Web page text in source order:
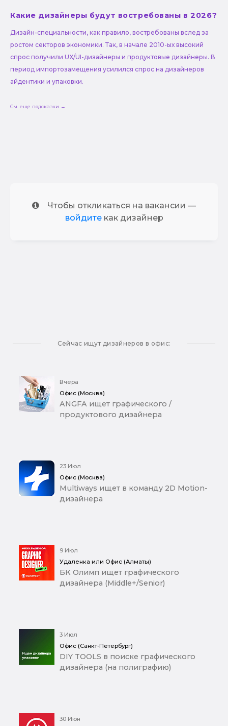
Какие дизайнеры будут востребованы в 2026?
Дизайн-специальности, как правило, востребованы вслед за
ростом секторов экономики. Так, в начале 2010-ых высокий
спрос получили UX/UI-дизайнеры и продуктовые дизайнеры. В
период импортозамещения усилился спрос на дизайнеров
айдентики и упаковки.
См. еще подсказки →
Чтобы откликаться на вакансии —
войдитекак дизайнер
Сейчас ищут дизайнеров в офис:
Вчера
Офис (Москва)
ANGFA ищет графического /
продуктового дизайнера
23 Июл
Офис (Москва)
Multiways ищет в команду 2D Motion-
дизайнера
9 Июл
Удаленка или Офис (Алматы)
БК Олимп ищет графического
дизайнера (Middle+/Senior)
3 Июл
Офис (Санкт-Петербург)
DIY TOOLS в поиске графического
дизайнера (на полиграфию)
30 Июн